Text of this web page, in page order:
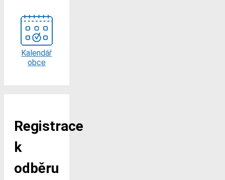
Kalendář
obce
Registrace
k
odběru